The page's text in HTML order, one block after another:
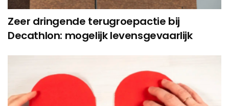
Zeer dringende terugroepactie bij
Decathlon: mogelijk levensgevaarlijk